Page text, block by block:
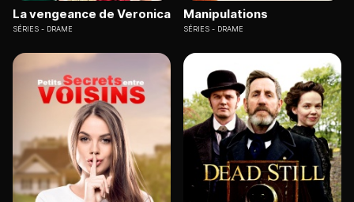
La vengeance de Veronica
SÉRIES DRAME
Manipulations
SÉRIES DRAME